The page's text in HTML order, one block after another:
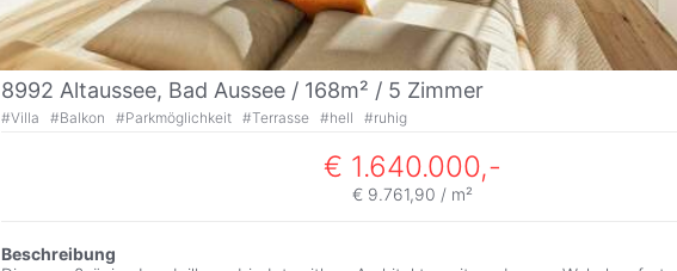
8992 Altaussee, Bad Aussee / 168m² / 5 Zimmer
#Villa #Balkon #Parkmöglichkeit #Terrasse #hell #ruhig
€ 1.640.000,-
€ 9.761,90 / m²
Beschreibung